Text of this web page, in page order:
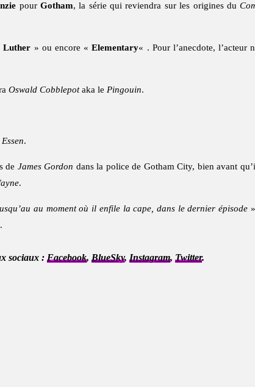
pourGotham, la série qui reviendra sur les origines du
Luther » ou encore «Elementary« . Pour l’anecdote, l’acteur
Oswald Cobblepotaka le Pingouin.
.
de James Gordon dans la police de Gotham City, bien avant
.
au moment où il enfile la cape, dans le dernier épisode
sociaux : Facebook, BlueSky, Instagram, Twitter.